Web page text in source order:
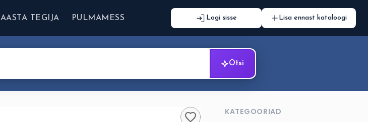
AASTA TEGIJA PULMAMESS Logi sisse Lisa ennast kataloogi
Otsi
KATEGOORIAD